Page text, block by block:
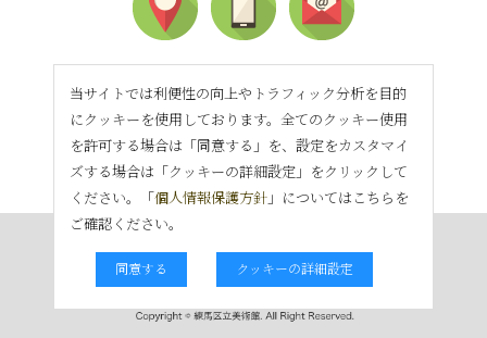
当サイトでは利便性の向上やトラフィック分析を目的
にクッキーを使用しております。全てのクッキー使用
を許可する場合は「同意する」を、設定をカスタマイ
ズする場合は「クッキーの詳細設定」をクリックして
ください。「個人情報保護方針 」についてはこちらを
ご確認ください。
同意する クッキーの詳細設定